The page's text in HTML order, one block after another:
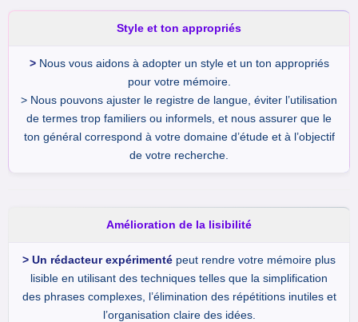
Style et ton appropriés
> Nous vous aidons à adopter un style et un ton appropriés
pour votre mémoire.
> Nous pouvons ajuster le registre de langue, éviter l’utilisation
de termes trop familiers ou informels, et nous assurer que le
ton général correspond à votre domaine d’étude et à l’objectif
de votre recherche.
Amélioration de la lisibilité
> Un rédacteur expérimenté peut rendre votre mémoire plus
lisible en utilisant des techniques telles que la simplification
des phrases complexes, l’élimination des répétitions inutiles et
l’organisation claire des idées.